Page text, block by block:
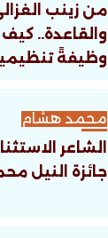
من زينب
والقاعدة..
وظيفةً
محمد هشام
الشاعر
جائزة النيل